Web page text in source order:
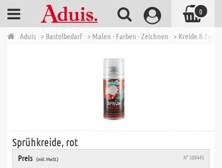
Aduis > Bastelbedarf > Malen - Farben - Zeichnen > Kreide &
Sprühkreide, rot
Preis (inkl. MwSt.) N° 500445
0